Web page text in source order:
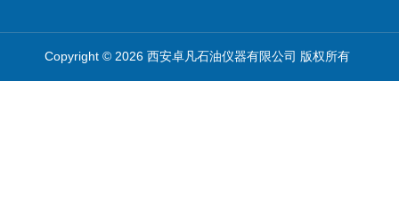
Copyright © 2026 西安卓凡石油仪器有限公司 版权所有